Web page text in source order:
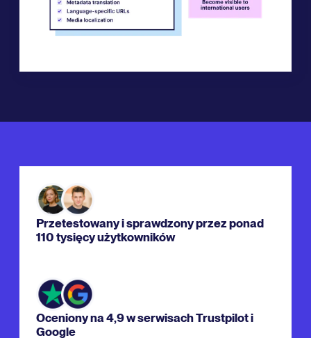
Przetestowany i sprawdzony przez ponad
110 tysięcy użytkowników
Oceniony na 4,9 w serwisach Trustpilot i
Google